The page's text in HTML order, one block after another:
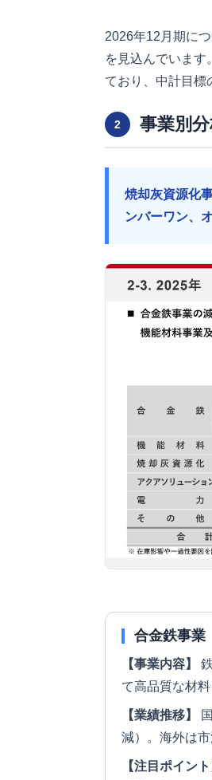
2026年12月期に
を見込んでいます
ており、中計目標
2 事業別
焼却灰資源化
ンバーワン、
合金鉄事業
【事業内容】
て高品質な材
【業績推移】
減）。海外は
【注目ポイント